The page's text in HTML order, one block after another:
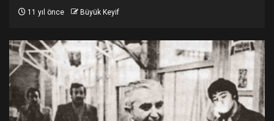
11 yıl önce Büyük Keyif